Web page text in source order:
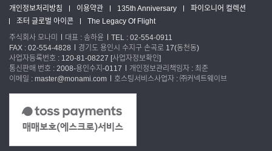
워터맨 쇼핑몰
파카 글로벌
개인정보처리방침 이용약관 135th Anniversary
파이오니어 컬렉션
조터 글로벌 아이콘
The Legacy Of Flight
주식회사 모나미
대표 : 송하윤
TEL : 02-554-0911
FAX : 02-554-4828
경기도 용인시 수지구 손곡로 17(동천동)
사업자등록번호 : 120-81-08227 [사업자정보확인]
통신판매 번호 : 2008-용인수지-0117
개인정보관리책임자 : 최준
이메일 : master@monami.com
호스팅서비스사업자 : ㈜커넥트웨이브